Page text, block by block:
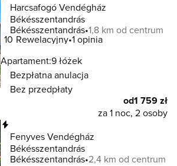
Harcsafogó Vendégház
Békésszentandrás
Békésszentandrás 1,8 km od centrum
10 Rewelacyjny 1 opinia
Apartament:9 łóżek
Bezpłatna anulacja
Bez przedpłaty
od1 759 zł
za 1 noc, 2 osoby
Fenyves Vendégház
Békésszentandrás
Békésszentandrás 2,4 km od centrum